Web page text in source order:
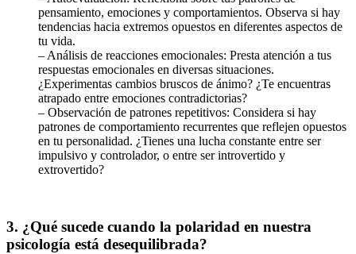
pensamiento, emociones y comportamientos. Observa si hay
tendencias hacia extremos opuestos en diferentes aspectos de
tu vida.
– Análisis de reacciones emocionales: Presta atención a tus
respuestas emocionales en diversas situaciones.
¿Experimentas cambios bruscos de ánimo? ¿Te encuentras
atrapado entre emociones contradictorias?
– Observación de patrones repetitivos: Considera si hay
patrones de comportamiento recurrentes que reflejen opuestos
en tu personalidad. ¿Tienes una lucha constante entre ser
impulsivo y controlador, o entre ser introvertido y
extrovertido?
3. ¿Qué sucede cuando la polaridad en nuestra
psicología está desequilibrada?